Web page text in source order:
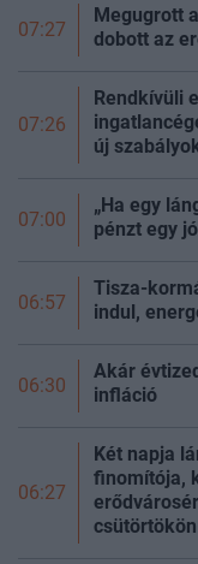
07:27
Megugrott
dobott az
07:26
Rendkívüli
új
07:00
„Ha egy
pénzt egy jó
06:57
Tisza-
indul,
06:30
Akár
infláció
06:27
Két napja
finomítója,
csütörtökön